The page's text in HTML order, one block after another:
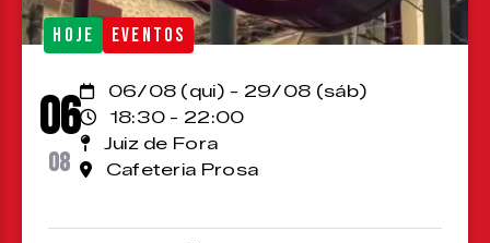
HOJE EVENTOS
06
08
06/08 (qui) - 29/08 (sáb)
18:30 - 22:00
Juiz de Fora
Cafeteria Prosa